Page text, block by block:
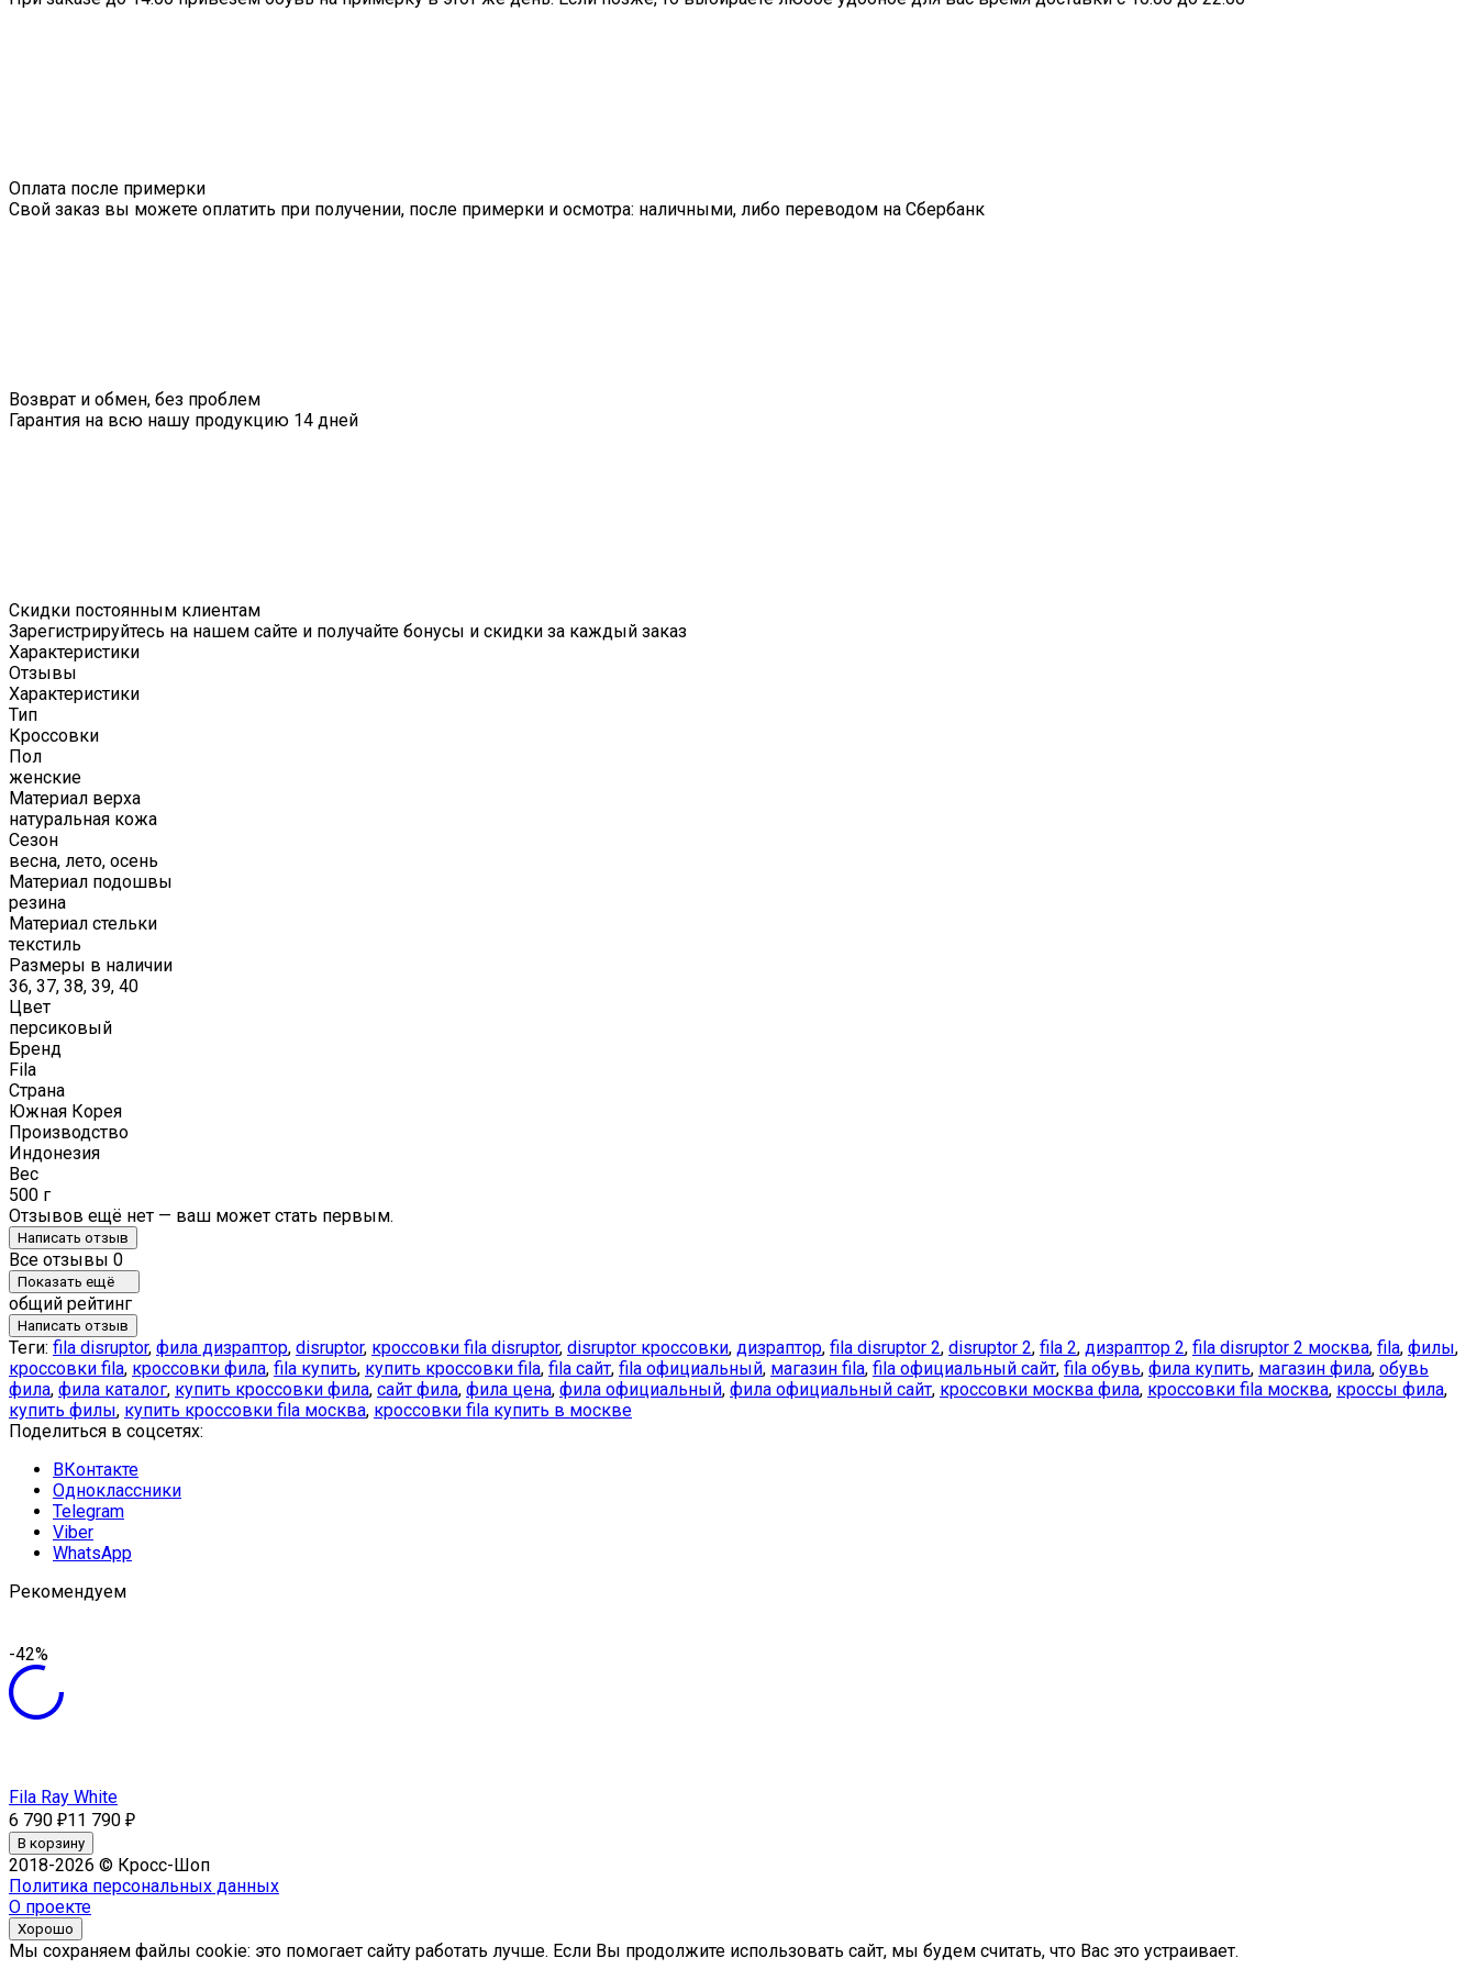
Оплата после примерки
Свой заказ вы можете оплатить при получении, после примерки и осмотра: наличными, либо переводом на Сбербанк
Возврат и обмен, без проблем
Гарантия на всю нашу продукцию 14 дней
Скидки постоянным клиентам
Зарегистрируйтесь на нашем сайте и получайте бонусы и скидки за каждый заказ
Характеристики
Отзывы
Характеристики
Тип
Кроссовки
Пол
женские
Материал верха
натуральная кожа
Сезон
весна, лето, осень
Материал подошвы
резина
Материал стельки
текстиль
Размеры в наличии
36, 37, 38, 39, 40
Цвет
персиковый
Бренд
Fila
Страна
Южная Корея
Производство
Индонезия
Вес
500 г
Отзывов ещё нет — ваш может стать первым.
Написать отзыв
Все отзывы 0
Показать ещё
общий рейтинг
Написать отзыв
Теги: fila disruptor, фила дизраптор, disruptor, кроссовки fila disruptor, disruptor кроссовки, дизраптор, fila disruptor 2, disruptor 2, fila 2, дизраптор 2, fila disruptor 2 москва, fila, филы,
кроссовки fila, кроссовки фила, fila купить, купить кроссовки fila, fila сайт, fila официальный, магазин fila, fila официальный сайт, fila обувь, фила купить, магазин фила, обувь
фила, фила каталог, купить кроссовки фила, сайт фила, фила цена, фила официальный, фила официальный сайт, кроссовки москва фила, кроссовки fila москва, кроссы фила,
купить филы, купить кроссовки fila москва, кроссовки fila купить в москве
Поделиться в соцсетях:
ВКонтакте
Одноклассники
Telegram
Viber
WhatsApp
Рекомендуем
-42%
Fila Ray White
6 790 ₽11 790 ₽
В корзину
2018-2026 © Кросс-Шоп
Политика персональных данных
О проекте
Хорошо
Мы сохраняем файлы cookie: это помогает сайту работать лучше. Если Вы продолжите использовать сайт, мы будем считать, что Вас это устраивает.